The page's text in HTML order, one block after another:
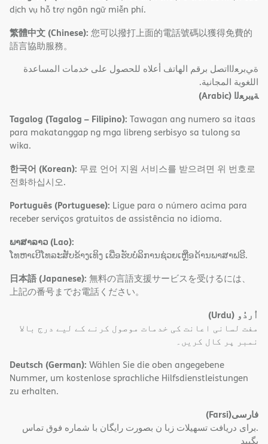
dịch vụ hỗ trợ ngôn ngữ miễn phí.
繁體中文 (Chinese): 您可以撥打上面的電話號碼以獲得免費的
語言協助服務。
ةﻲﺑﺮﻌﻟااﺗﺼﻞ ﺑﺮﻗﻢ اﻟﮭﺎﺗﻒ أﻋﻼه ﻟﻠﺤﺼﻮل ﻋﻠﻰ ﺧﺪﻣﺎت اﻟﻤﺴﺎﻋﺪة
اﻟﻠﻐﻮﯾﺔ اﻟﻤﺠﺎﻧﯿﺔ.
ﺔﯿﺑﺮﻌﻟا (Arabic)
Tagalog (Tagalog – Filipino): Tawagan ang numero sa itaas
para makatanggap ng mga libreng serbisyo sa tulong sa
wika.
한국어 (Korean): 무료 언어 지원 서비스를 받으려면 위 번호로
전화하십시오.
Português (Portuguese): Ligue para o número acima para
receber serviços gratuitos de assistência no idioma.
ພາສາລາວ (Lao):
ໂທຫາເບີໂທລະສັບຂ້າງເທິງ ເພື່ອຮັບບໍລິການຊ່ວຍເຫຼືອດ້ານພາສາຟຣີ.
日本語 (Japanese): 無料の言語支援サービスを受けるには、
上記の番号までお電話ください。
اُردُو (Urdu)
مفت لسانی اعانت کی خدمات موصول کرنے کے لیے درج بالا
نمبر پر کال کریں۔
Deutsch (German): Wählen Sie die oben angegebene
Nummer, um kostenlose sprachliche Hilfsdienstleistungen
zu erhalten.
فارسی(Farsi)
.برای دریافت تسهیلات زبا ن بصورت رایگان با شماره فوق تماس
بگیید